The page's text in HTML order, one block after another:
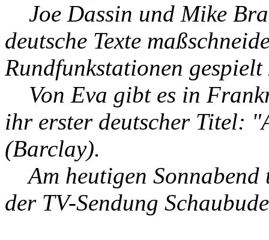
Joe Dassin und Mike
deutsche Texte
Rundfunkstationen gespielt
Von Eva gibt es in
ihr erster deutscher Titel: "
(Barclay).
Am heutigen
der TV-Sendung